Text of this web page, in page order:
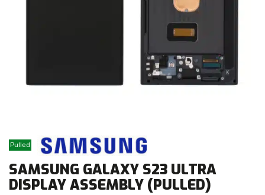
Pulled
SAMSUNG GALAXY S23 ULTRA
DISPLAY ASSEMBLY (PULLED)